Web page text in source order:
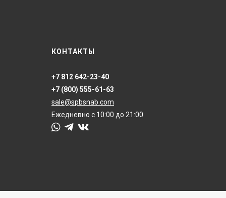
КОНТАКТЫ
+7 812 642-23-40
+7 (800) 555-61-63
sale@spbsnab.com
Ежедневно с 10:00 до 21:00